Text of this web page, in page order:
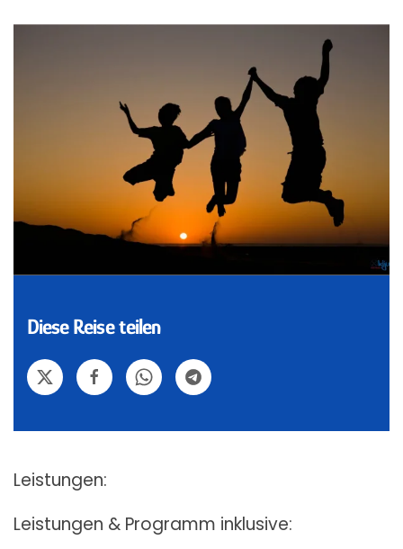
Diese Reise teilen
Leistungen:
Leistungen & Programm inklusive: